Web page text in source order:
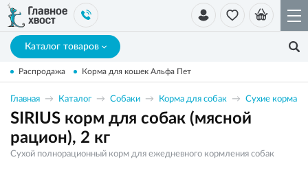
Каталог товаров
Распродажа Корма для кошек Альфа Пет
Главная Каталог Собаки Корма для собак Сухие корма
SIRIUS корм для собак (мясной
рацион), 2 кг
Сухой полнорационный корм для ежедневного кормления собак